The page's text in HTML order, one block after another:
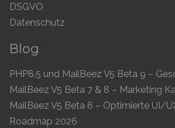
DSGVO
Datenschutz
Blog
Roadmap 2026